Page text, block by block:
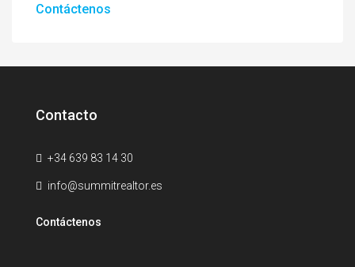
Contáctenos
Contacto
+34 639 83 14 30
info@summitrealtor.es
Contáctenos